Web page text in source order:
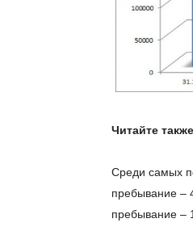
Читайте
Среди самых
пребывание –
пребывание –